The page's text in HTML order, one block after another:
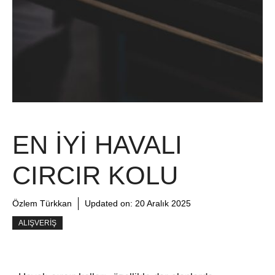
EN İYI HAVALI
CIRCIR KOLU
Özlem Türkkan Updated on: 20 Aralık 2025
ALIŞVERIŞ